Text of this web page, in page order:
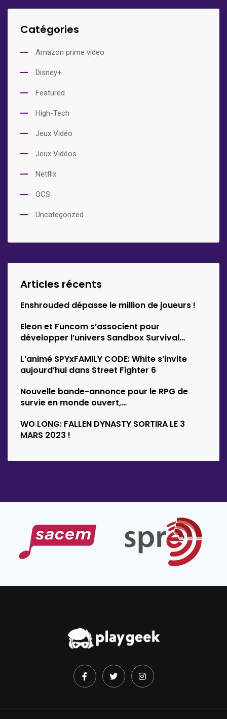
Catégories
Amazon prime video
Disney+
Featured
High-Tech
Jeux Vidéo
Jeux Vidéos
Netflix
OCS
Uncategorized
Articles récents
Enshrouded dépasse le million de joueurs !
Eleon et Funcom s’associent pour
développer l’univers Sandbox Survival
L’animé SPYxFAMILY CODE: White s’invite
aujourd’hui dans Street Fighter 6
Nouvelle bande-annonce pour le RPG de
survie en monde ouvert,…
WO LONG: FALLEN DYNASTY SORTIRA LE 3
MARS 2023 !